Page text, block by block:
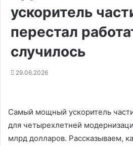
ускоритель
перестал
случилось
29.06.2026
Самый мощный ускоритель
для четырехлетней
млрд долларов. Рассказываем,